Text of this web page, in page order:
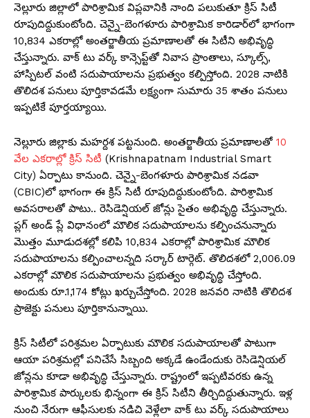
నెల్లూరు జిల్లాలో పారిశ్రామిక విప్లవానికి నాంది పలుకుతూ క్రిస్ సిటీ
రూపుదిద్దుకుంటోంది. చెన్నై-బెంగళూరు పారిశ్రామిక కారిడార్‌లో భాగంగా
10,834 ఎకరాల్లో అంతర్జాతీయ ప్రమాణాలతో ఈ సిటీని అభివృద్ధి
చేస్తున్నారు. వాక్ టు వర్క్ కాన్సెప్ట్‌తో నివాస ప్రాంతాలు, స్కూల్స్,
హాస్పిటల్ వంటి సదుపాయాలను ప్రభుత్వం కల్పిస్తోంది. 2028 నాటికి
తొలిదశ పనులు పూర్తికావడమే లక్ష్యంగా సుమారు 35 శాతం పనులు
ఇప్పటికే పూర్తయ్యాయి.
నెల్లూరు జిల్లాకు మహర్దశ పట్టనుంది. అంతర్జాతీయ ప్రమాణాలతో 10
వేల ఎకరాల్లో క్రిస్ సిటీ (Krishnapatnam Industrial Smart
City) ఏర్పాటు కానుంది. చెన్నై-బెంగళూరు పారిశ్రామిక నడవా
(CBIC)లో భాగంగా ఈ క్రిస్‌ సిటీ రూపుదిద్దుకుంటోంది. పారిశ్రామిక
అవసరాలతో పాటు.. రెసిడెన్షియల్‌ జోన్లు సైతం అభివృద్ధి చేస్తున్నారు.
ప్లగ్‌ అండ్‌ ప్లే విధానంలో మౌలిక సదుపాయాలను కల్పించనున్నారు
మెుత్తం మూడుదశల్లో కలిపి 10,834 ఎకరాల్లో పారిశ్రామిక మౌలిక
సదుపాయాలను కల్పించాలన్నది సర్కార్ టార్గెట్. తొలిదశలో 2,006.09
ఎకరాల్లో మౌలిక సదుపాయాలను ప్రభుత్వం అభివృద్ధి చేస్తోంది.
అందుకు రూ.1,174 కోట్లు ఖర్చుచేస్తోంది. 2028 జనవరి నాటికి తొలిదశ
ప్రాజెక్టు పనులు పూర్తికానున్నాయి.
క్రిస్‌ సిటీలో పరిశ్రమల ఏర్పాటుకు మౌలిక సదుపాయాలతో పాటుగా
ఆయా పరిశ్రమల్లో పనిచేసే సిబ్బంది అక్కడే ఉండేందుకు రెసిడెన్షియల్‌
జోన్లను కూడా అభివృద్ధి చేస్తున్నారు. రాష్ట్రంలో ఇప్పటివరకు ఉన్న
పారిశ్రామిక పార్కులకు భిన్నంగా ఈ క్రిస్ సిటీని తీర్చిదిద్దుతున్నారు. ఇళ్ల
నుంచి నేరుగా ఆఫీసులకు నడిచి వెళ్లేలా వాక్‌ టు వర్క్‌ సదుపాయాలు